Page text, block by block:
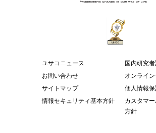
ユサコニュース
国内研究
お問い合わせ
オンライ
サイトマップ
個人情報
情報セキュリティ基本方針
カスタマ
方針